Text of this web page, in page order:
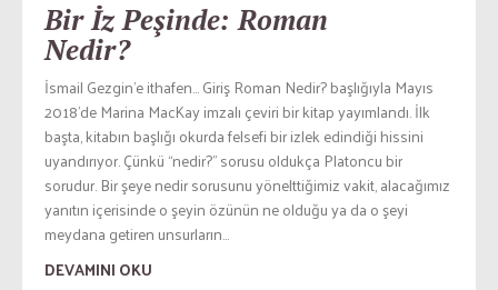
Bir İz Peşinde: Roman
Nedir?
İsmail Gezgin’e ithafen… Giriş Roman Nedir? başlığıyla Mayıs
2018’de Marina MacKay imzalı çeviri bir kitap yayımlandı. İlk
başta, kitabın başlığı okurda felsefi bir izlek edindiği hissini
uyandırıyor. Çünkü “nedir?” sorusu oldukça Platoncu bir
sorudur. Bir şeye nedir sorusunu yönelttiğimiz vakit, alacağımız
yanıtın içerisinde o şeyin özünün ne olduğu ya da o şeyi
meydana getiren unsurların...
DEVAMINI OKU